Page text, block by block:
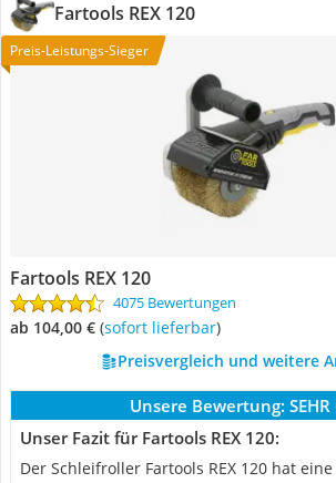
Fartools REX 120
Preis-Leistungs-Sieger
Fartools REX 120
4075 Bewertungen
ab 104,00 € ( Sofort lieferbar)
Preisvergleich und weitere
Unsere Bewertung: SEHR
Unser Fazit für Fartools REX 120:
Der Schleifroller Fartools REX 120 hat